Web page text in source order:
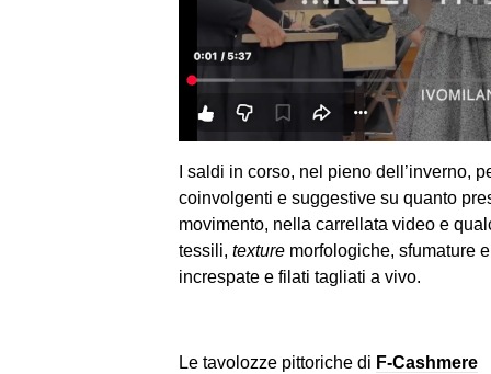
I saldi in corso, nel pieno dell’inverno,
coinvolgenti e suggestive su quanto
movimento, nella carrellata video e
tessili, texturemorfologiche, sfumature
increspate e filati tagliati a vivo.
Le tavolozze pittoriche di F-Cashmere